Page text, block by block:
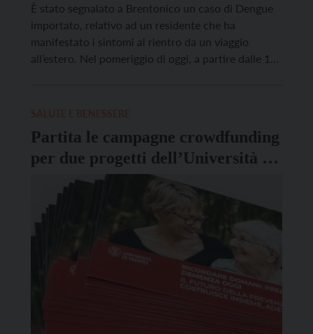
È stato segnalato a Brentonico un caso di Dengue
importato, relativo ad un residente che ha
manifestato i sintomi al rientro da un viaggio
all’estero. Nel pomeriggio di oggi, a partire dalle 15,
Partita le campagne crowdfunding
per due progetti dell’Università di
Trento